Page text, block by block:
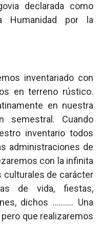
declarada como
Humanidad por la
inventariado con
en terreno rústico.
en nuestra
semestral. Cuando
inventario todos
administraciones de
con la infinita
culturales de carácter
de vida, fiestas,
dichos ………. Una
que realizaremos